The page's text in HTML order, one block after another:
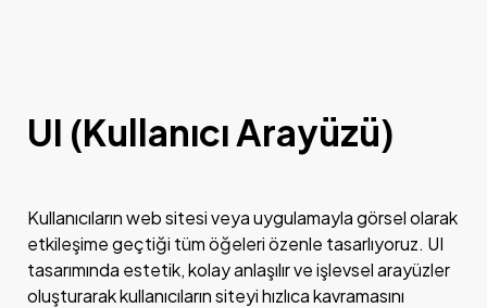
UI (Kullanıcı Arayüzü)
Kullanıcıların web sitesi veya uygulamayla görsel olarak
etkileşime geçtiği tüm öğeleri özenle tasarlıyoruz. UI
tasarımında estetik, kolay anlaşılır ve işlevsel arayüzler
oluşturarak kullanıcıların siteyi hızlıca kavramasını